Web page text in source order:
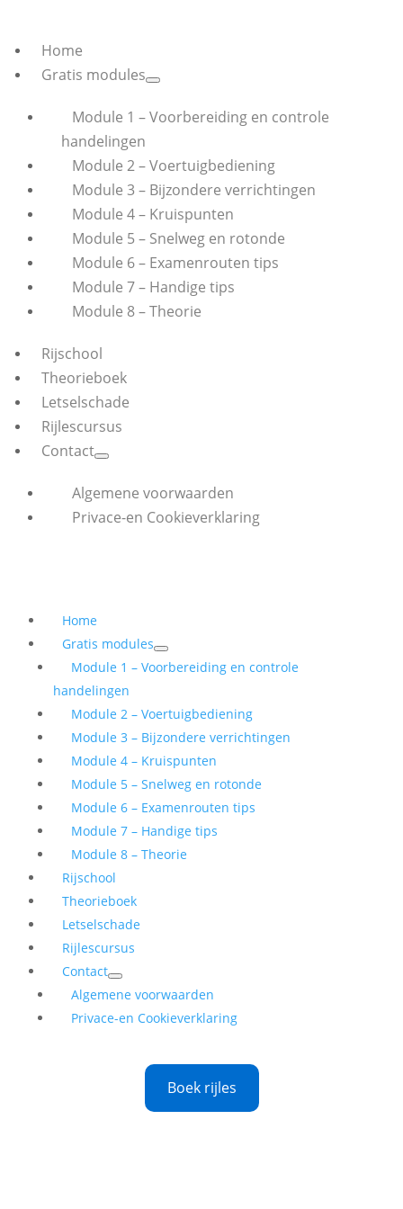
Home
Gratis modules
Module 1 – Voorbereiding en controle
handelingen
Module 2 – Voertuigbediening
Module 3 – Bijzondere verrichtingen
Module 4 – Kruispunten
Module 5 – Snelweg en rotonde
Module 6 – Examenrouten tips
Module 7 – Handige tips
Module 8 – Theorie
Rijschool
Theorieboek
Letselschade
Rijlescursus
Contact
Algemene voorwaarden
Privace-en Cookieverklaring
Home
Gratis modules
Module 1 – Voorbereiding en controle
handelingen
Module 2 – Voertuigbediening
Module 3 – Bijzondere verrichtingen
Module 4 – Kruispunten
Module 5 – Snelweg en rotonde
Module 6 – Examenrouten tips
Module 7 – Handige tips
Module 8 – Theorie
Rijschool
Theorieboek
Letselschade
Rijlescursus
Contact
Algemene voorwaarden
Privace-en Cookieverklaring
Boek rijles